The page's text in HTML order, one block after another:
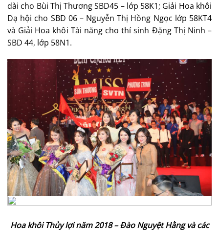
dài cho Bùi Thị Thương SBD45 – lớp 58K1; Giải Hoa khôi
Dạ hội cho SBD 06 – Nguyễn Thị Hồng Ngọc lớp 58KT4
và Giải Hoa khôi Tài năng cho thí sinh Đặng Thị Ninh –
SBD 44, lớp 58N1.
Hoa khôi Thủy lợi năm 2018 – Đào Nguyệt Hằng và các